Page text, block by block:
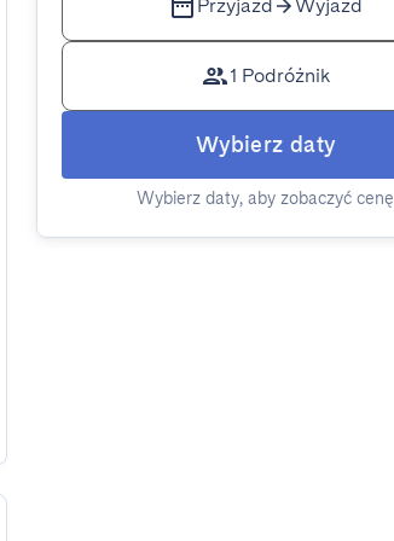
Przyjazd Wyjazd
1 Podróżnik
Wybierz daty
Wybierz daty, aby zobaczyć cenę